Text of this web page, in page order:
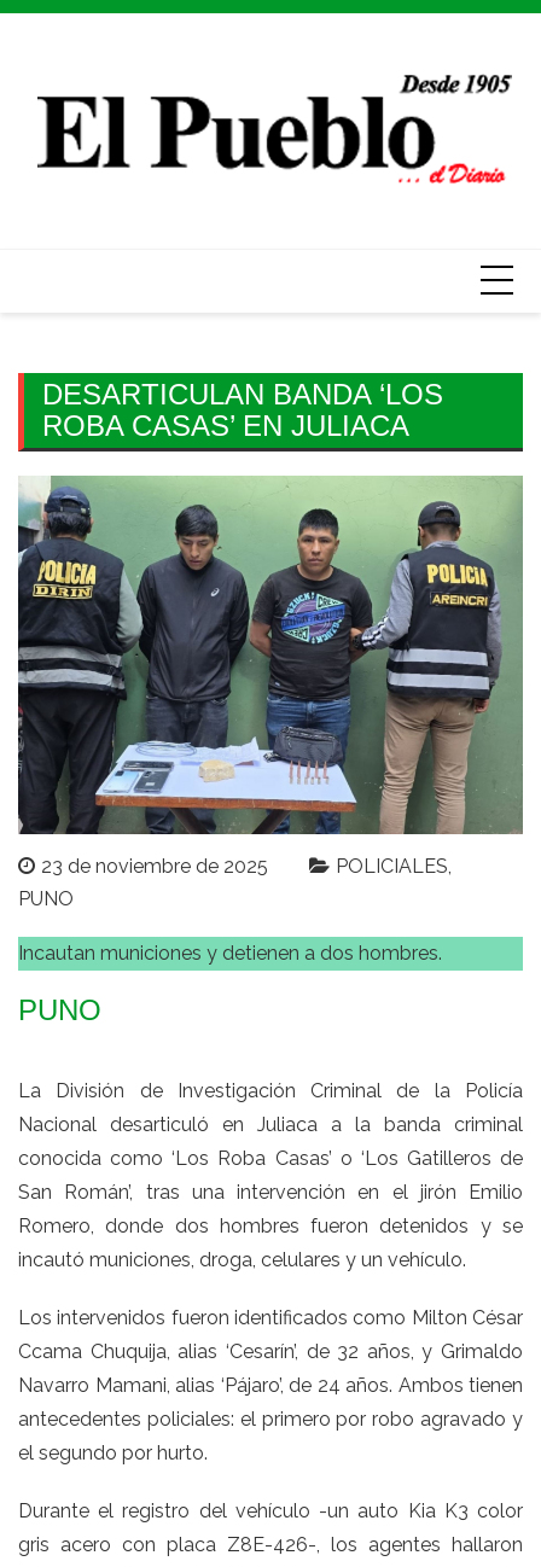
Skip
DESARTICULAN BANDA ‘LOS
ROBA CASAS’ EN JULIACA
23 de noviembre de 2025
POLICIALES
PUNO
Incautan municiones y detienen a dos hombres.
PUNO
La División de Investigación Criminal de la Policía
Nacional desarticuló en Juliaca a la banda criminal
conocida como ‘Los Roba Casas’ o ‘Los Gatilleros de
San Román’, tras una intervención en el jirón Emilio
Romero, donde dos hombres fueron detenidos y se
incautó municiones, droga, celulares y un vehículo.
Los intervenidos fueron identificados como Milton César
Ccama Chuquija, alias ‘Cesarín’, de 32 años, y Grimaldo
Navarro Mamani, alias ‘Pájaro’, de 24 años. Ambos tienen
antecedentes policiales: el primero por robo agravado y
el segundo por hurto.
Durante el registro del vehículo -un auto Kia K3 color
gris acero con placa Z8E-426-, los agentes hallaron